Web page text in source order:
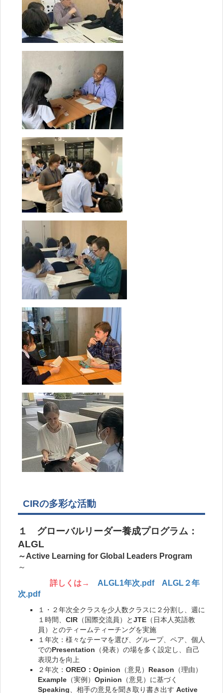
CIRの多彩な活動
１ グローバルリーダー養成プログラム：
ALGL
～Active Learning for Global Leaders Program
～
詳しくは→ ALGL1年次.pdf
ALGL２年
次.pdf
１・２年次全クラスを少人数クラスに２分割し、週に
１時間、 CIR （国際交流員）とJTE （日本人英語教
員）とのティームティーチングを実施
１年次：様々なテーマを選び、グループ、ペア、個人
でのPresentation （発表）の場を多く設定し、自己
表現力を向上
２年次： OREO：Opinion （意見） Reason （理由）
Example （実例） Opinion （意見）に基づく
Speaking、相手の意見を聞き取り書き出す Active